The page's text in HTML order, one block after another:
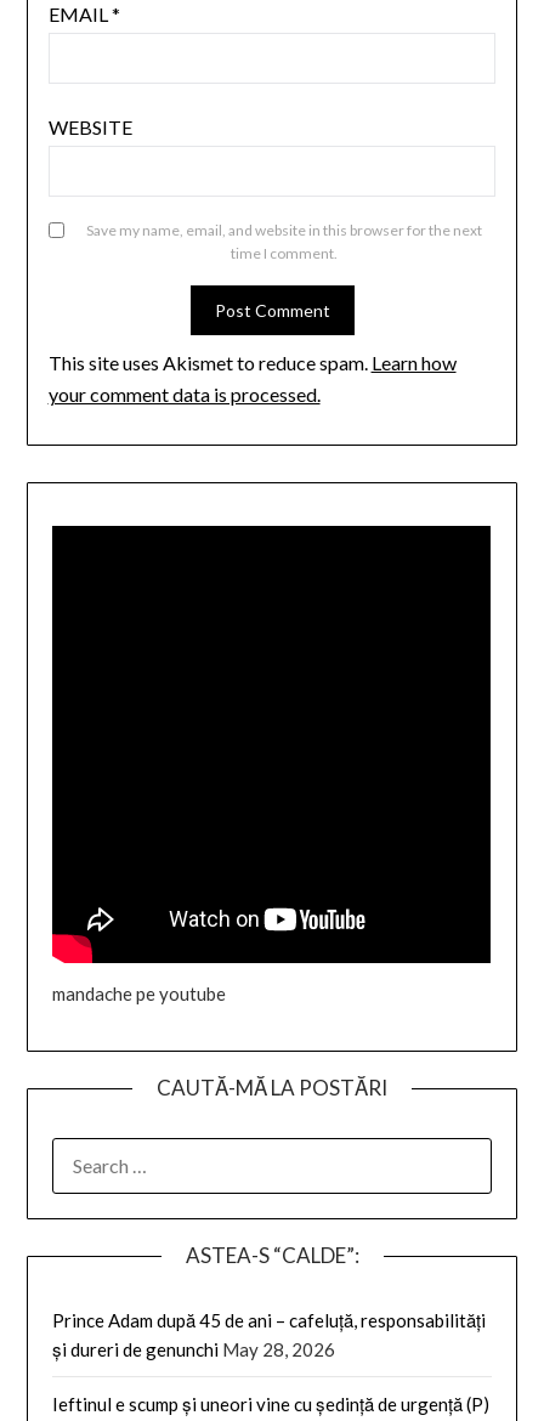
EMAIL *
WEBSITE
Save my name, email, and website in this browser for the next
time I comment.
This site uses Akismet to reduce spam. Learn how
your comment data is processed.
mandache pe youtube
CAUTĂ-MĂ LA POSTĂRI
FOR:
ASTEA-S “CALDE”:
Prince Adam după 45 de ani – cafeluță, responsabilități
și dureri de genunchi May 28, 2026
Ieftinul e scump și uneori vine cu ședință de urgență (P)